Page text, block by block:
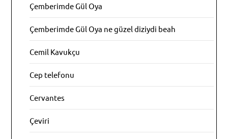
Çemberimde Gül Oya
Çemberimde Gül Oya ne güzel diziydi beah
Cemil Kavukçu
Cep telefonu
Cervantes
Çeviri